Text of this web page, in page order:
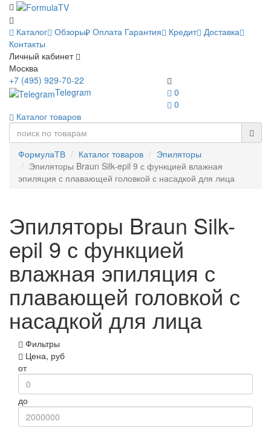
Каталог Обзоры Оплата Гарантия Кредит Доставка
Контакты
Личный кабинет
Москва
0
0
+7 (495) 929-70-22
Telegram
Каталог товаров
ФормулаТВ Каталог товаров
Эпиляторы
Эпиляторы Braun Silk-epil 9 с функцией влажная
эпиляция с плавающей головкой с насадкой для лица
Эпиляторы Braun Silk-
epil 9 с функцией
влажная эпиляция с
плавающей головкой с
насадкой для лица
Фильтры
Цена, руб
от
до